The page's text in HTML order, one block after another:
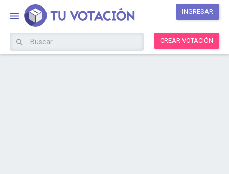
INGRESAR
CREAR VOTACIÓN